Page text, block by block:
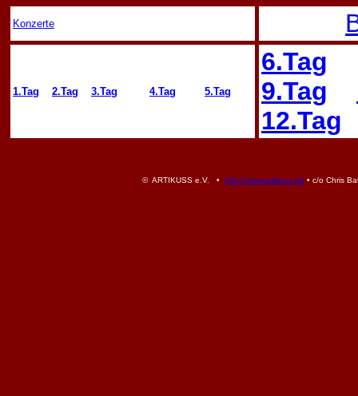
Konzerte
1.Tag 2.Tag 3.Tag 4.Tag 5.Tag
6.Tag
9.Tag
12.Tag
© ARTIKUSS e.V. • http://www.artikuss.de • c/o Chris